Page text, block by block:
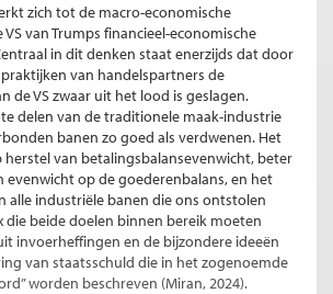
zich tot de macro-economische
van Trumps financieel-economische
in dit denken staat enerzijds dat door
van handelspartners de
de VS zwaar uit het lood is geslagen.
delen van de traditionele maak-industrie
banen zo goed als verdwenen. Het
herstel van betalingsbalansevenwicht, beter
evenwicht op de goederenbalans, en het
alle industriële banen die ons ontstolen
die beide doelen binnen bereik moeten
invoerheffingen en de bijzondere ideeën
van staatsschuld die in het zogenoemde
worden beschreven (Miran, 2024).